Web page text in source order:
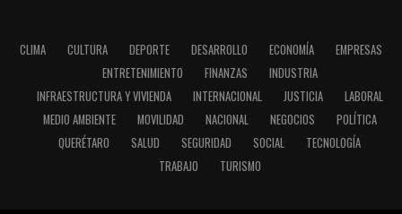
CLIMA CULTURA DEPORTE DESARROLLO ECONOMÍA
EMPRESAS
ENTRETENIMIENTO
FINANZAS
INDUSTRIA
INFRAESTRUCTURA Y VIVIENDA
INTERNACIONAL JUSTICIA
LABORAL
MEDIO AMBIENTE
MOVILIDAD NACIONAL NEGOCIOS
POLÍTICA
QUERÉTARO
SALUD SEGURIDAD SOCIAL
TECNOLOGÍA
TRABAJO
TURISMO